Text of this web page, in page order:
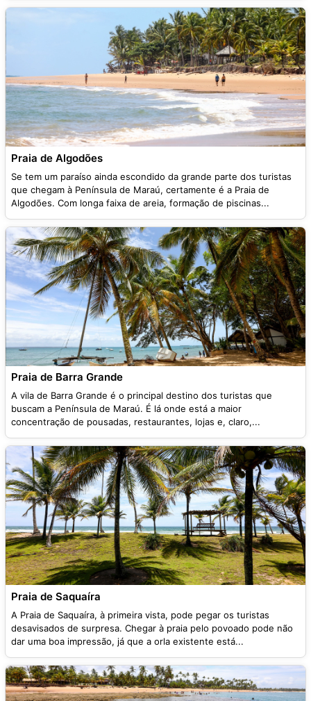
Praia de Algodões
Se tem um paraíso ainda escondido da grande parte dos turistas
que chegam à Península de Maraú, certamente é a Praia de
Algodões. Com longa faixa de areia, formação de piscinas...
Praia de Barra Grande
A vila de Barra Grande é o principal destino dos turistas que
buscam a Península de Maraú. É lá onde está a maior
concentração de pousadas, restaurantes, lojas e, claro,...
Praia de Saquaíra
A Praia de Saquaíra, à primeira vista, pode pegar os turistas
desavisados de surpresa. Chegar à praia pelo povoado pode não
dar uma boa impressão, já que a orla existente está...